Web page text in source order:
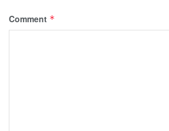
Comment *